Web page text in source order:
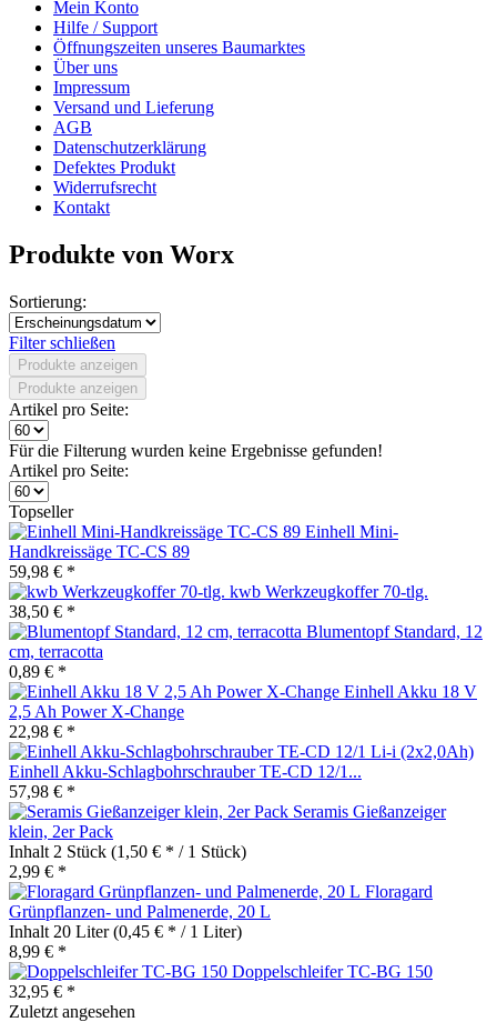
Mein Konto
Hilfe / Support
Öffnungszeiten unseres Baumarktes
Über uns
Impressum
Versand und Lieferung
AGB
Datenschutzerklärung
Defektes Produkt
Widerrufsrecht
Kontakt
Produkte von Worx
Sortierung:
Filter schließen
Produkte anzeigen
Produkte anzeigen
Artikel pro Seite:
Für die Filterung wurden keine Ergebnisse gefunden!
Artikel pro Seite:
Topseller
Einhell Mini-
Handkreissäge TC-CS 89
59,98 € *
kwb Werkzeugkoffer 70-tlg.
38,50 € *
Blumentopf Standard, 12
cm, terracotta
0,89 € *
Einhell Akku 18 V
2,5 Ah Power X-Change
22,98 € *
Einhell Akku-Schlagbohrschrauber TE-CD 12/1...
57,98 € *
Seramis Gießanzeiger
klein, 2er Pack
Inhalt 2 Stück (1,50 € * / 1 Stück)
2,99 € *
Floragard
Grünpflanzen- und Palmenerde, 20 L
Inhalt 20 Liter(0,45 € * / 1 Liter)
8,99 € *
Doppelschleifer TC-BG 150
32,95 € *
Zuletzt angesehen